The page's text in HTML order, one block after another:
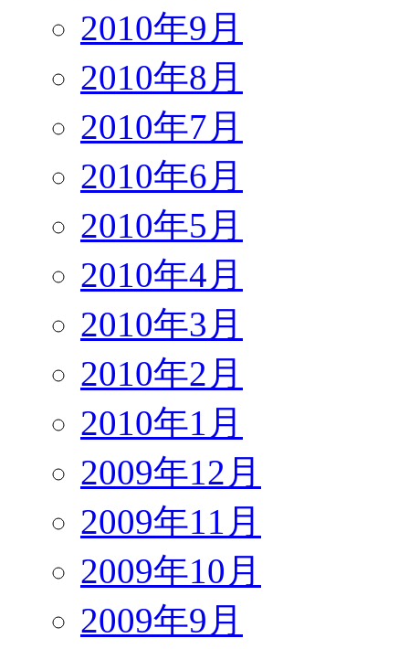
2010年9月
2010年8月
2010年7月
2010年6月
2010年5月
2010年4月
2010年3月
2010年2月
2010年1月
2009年12月
2009年11月
2009年10月
2009年9月